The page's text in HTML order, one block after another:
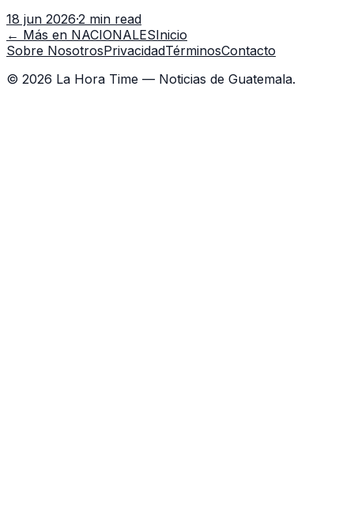
capacitación en la capital.
18 jun 2026·2 min read
← Más en NACIONALESInicio
Sobre NosotrosPrivacidadTérminosContacto
© 2026 La Hora Time — Noticias de Guatemala.